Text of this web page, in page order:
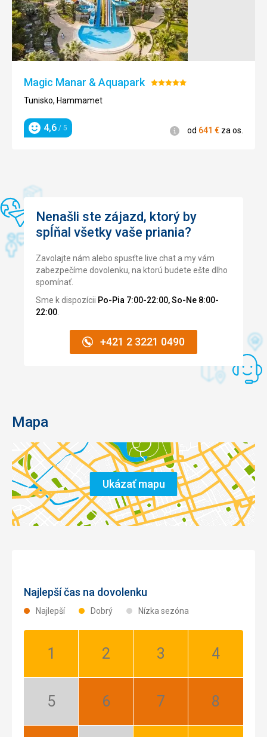
Strava
Jídlo bylo moc dobré, velký výběr. Není co vytknout.
Ubytovanie
Ubytování v bungalovu s výhledem na pláž se nám moc
Služby
Táto recenzia bola preložená automaticky pomocou
Google Translate
Magic Manar & Aquapark Hodnotenie:
Tunisko, Hammamet
Hodnotenie
4,6 / 5 Informácie
od 641 € za os.
Nenašli ste zájazd, ktorý by
spĺňal všetky vaše priania?
Zavolajte nám alebo spusťte live chat a my vám
zabezpečíme dovolenku, na ktorú budete ešte dlho
spomínať.
Sme k dispozícii Po-Pia 7:00-22:00, So-Ne 8:00-
22:00
+421 2 3221 0490
Mapa
Ukázať mapu
Najlepší čas na dovolenku
Najlepší Dobrý Nízka sezóna
Január:
Február:
Marec:
Apríl:
Máj:
Jún:
Júl:
August: